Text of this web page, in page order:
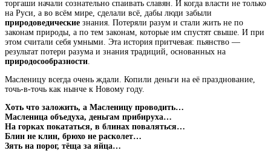
торгаши начали сознательно спаивать славян. И когда власти не только
на Руси, а во всём мире, сделали всё, дабы люди забыли
природоведические знания. Потеряли разум и стали жить не по
законам природы, а по тем законам, которые им спустят свыше. И при
этом считали себя умными. Эта история притчевая: пьянство —
результат потери разума и знания традиций, основанных на
природосообразности.
Масленицу всегда очень ждали. Копили деньги на её празднование,
точь-в-точь как нынче к Новому году.
Хоть что заложить, а Масленицу проводить…
Масленица объедуха, деньгам прибируха…
На горках покататься, в блинах поваляться…
Блин не клин, брюхо не расколет…
Зять на порог, тёща за яйца…